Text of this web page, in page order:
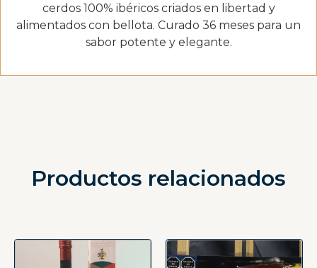
cerdos 100% ibéricos criados en libertad y
alimentados con bellota. Curado 36 meses para un
sabor potente y elegante.
Productos relacionados